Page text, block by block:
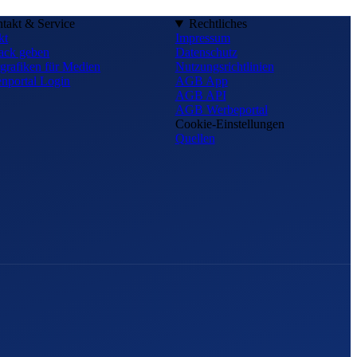
& Service
geben
für Medien
Login
Rechtliches
Impressum
Datenschutz
Nutzungsrichtlinien
AGB App
AGB API
AGB Werbeportal
Cookie-Einstellungen
Quellen